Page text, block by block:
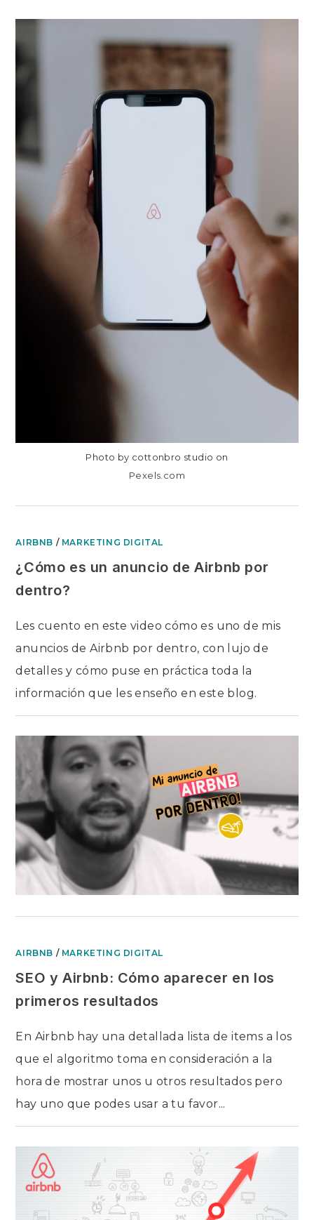
CÓMO
EL
ALGORITMO
DE
AIRBNB:
NOVEDADES
2023
Photo by cottonbro studio on
Pexels.com
AIRBNB / MARKETING DIGITAL
¿Cómo es un anuncio de Airbnb por
dentro?
Les cuento en este video cómo es uno de mis
anuncios de Airbnb por dentro, con lujo de
detalles y cómo puse en práctica toda la
información que les enseño en este blog.
AIRBNB / MARKETING DIGITAL
SEO y Airbnb: Cómo aparecer en los
primeros resultados
En Airbnb hay una detallada lista de items a los
que el algoritmo toma en consideración a la
hora de mostrar unos u otros resultados pero
hay uno que podes usar a tu favor...